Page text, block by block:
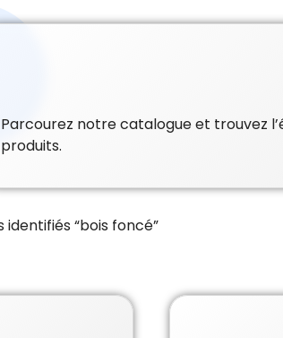
Parcourez notre catalogue et trouvez
produits.
identifiés “bois foncé”